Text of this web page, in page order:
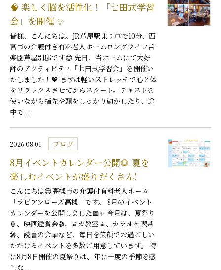
🧠 楽しく脳を活性化！「七田式学習
会」を開催 ✨
皆様、こんにちは。JR芦屋駅より車で10分、西
宮市の介護付き有料老人ホームロングライフ苦
楽園芦屋別邸です😊 先日、当ホームにて大好
評のアクティビティ「七田式学習会」を開催い
たしました！💖 まずは軽いストレッチで心と体
をリラックスさせてからスタート。テキストを
使いながら指先や頭をしっかり動かしたり、途
中で...
2026.08.01 ブログ
8月イベントカレンダー公開🌻 夏を
楽しむイベントが盛りだくさん!
こんにちは😊高槻市の介護付有料老人ホーム
「ラビアンローズ高槻」です。 8月のイベント
カレンダーを公開しました📅✨ 今月は、夏祭り
🏮、映画鑑賞会🎬、ヨガ教室🧘、カラオケ喫茶
🎤、読書の会📖など、毎日を笑顔でお過ごしい
ただけるイベントを多数ご用意しています。 特
に8月8日開催の夏祭りは、年に一度の季節を感
じな...